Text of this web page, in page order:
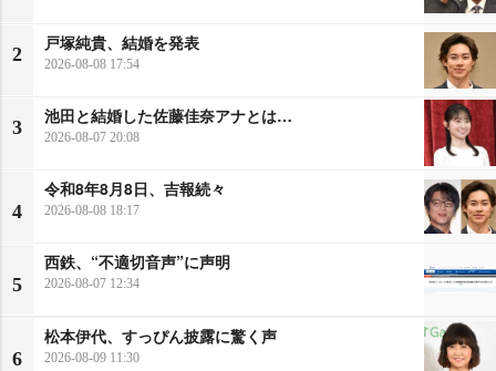
2
戸塚純貴、結婚を発表
2026-08-08 17:54
3
池田と結婚した佐藤佳奈アナとは…
2026-08-07 20:08
4
令和8年8月8日、吉報続々
2026-08-08 18:17
5
西鉄、“不適切音声”に声明
2026-08-07 12:34
6
松本伊代、すっぴん披露に驚く声
2026-08-09 11:30